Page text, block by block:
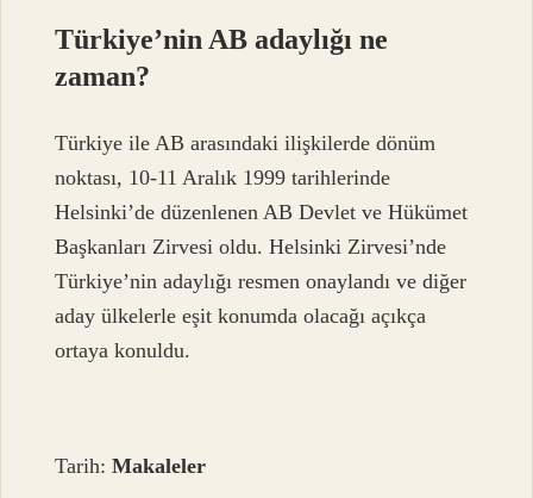
Türkiye’nin AB adaylığı ne
zaman?
Türkiye ile AB arasındaki ilişkilerde dönüm
noktası, 10-11 Aralık 1999 tarihlerinde
Helsinki’de düzenlenen AB Devlet ve Hükümet
Başkanları Zirvesi oldu. Helsinki Zirvesi’nde
Türkiye’nin adaylığı resmen onaylandı ve diğer
aday ülkelerle eşit konumda olacağı açıkça
ortaya konuldu.
Tarih:Makaleler